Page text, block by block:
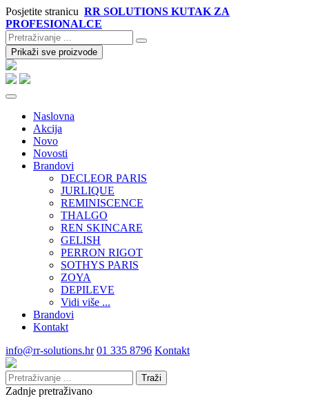
Posjetite stranicu RR SOLUTIONS KUTAK ZA
PROFESIONALCE
Prikaži sve proizvode
Naslovna
Akcija
Novo
Novosti
Brandovi
DECLEOR PARIS
JURLIQUE
REMINISCENCE
THALGO
REN SKINCARE
GELISH
PERRON RIGOT
SOTHYS PARIS
ZOYA
DEPILEVE
Vidi više ...
Brandovi
Kontakt
info@rr-solutions.hr 01 335 8796 Kontakt
Traži
Zadnje pretraživano